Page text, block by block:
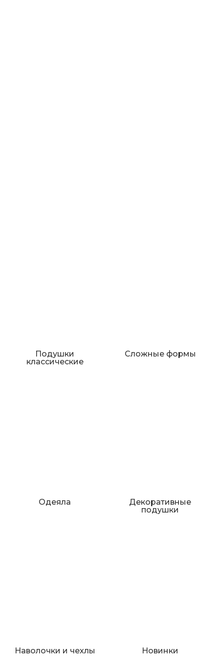
Подушки
классические
Сложные формы
Одеяла
Декоративные
подушки
Наволочки и чехлы Новинки